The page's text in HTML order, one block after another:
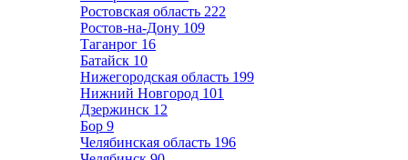
Ростовская область 222
Ростов-на-Дону 109
Таганрог 16
Батайск 10
Нижегородская область 199
Нижний Новгород 101
Дзержинск 12
Бор 9
Челябинская область 196